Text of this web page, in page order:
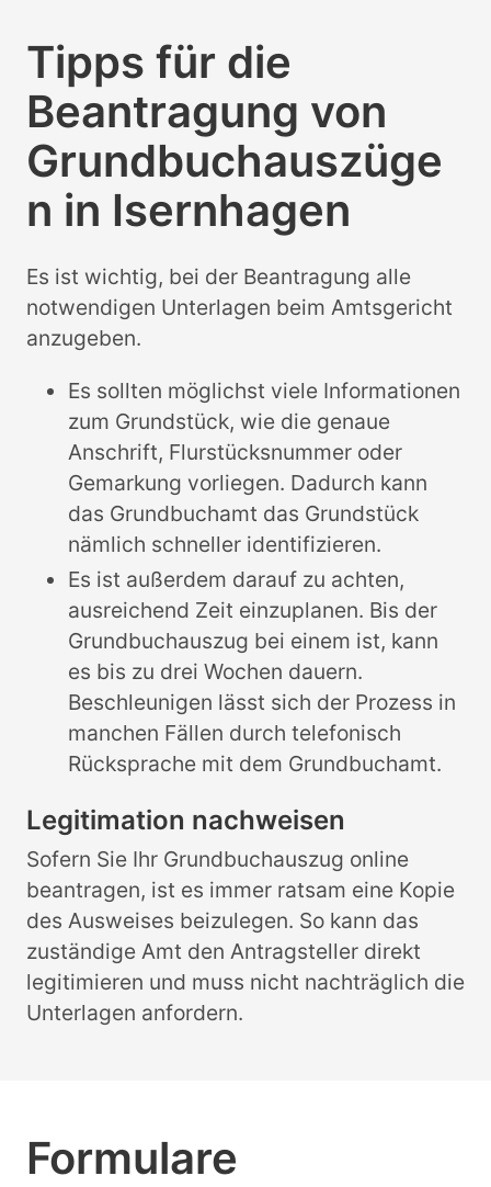
Tipps für die
Beantragung von
Grundbuchauszüge
n in Isernhagen
Es ist wichtig, bei der Beantragung alle
notwendigen Unterlagen beim Amtsgericht
anzugeben.
Es sollten möglichst viele Informationen
zum Grundstück, wie die genaue
Anschrift, Flurstücksnummer oder
Gemarkung vorliegen. Dadurch kann
das Grundbuchamt das Grundstück
nämlich schneller identifizieren.
Es ist außerdem darauf zu achten,
ausreichend Zeit einzuplanen. Bis der
Grundbuchauszug bei einem ist, kann
es bis zu drei Wochen dauern.
Beschleunigen lässt sich der Prozess in
manchen Fällen durch telefonisch
Rücksprache mit dem Grundbuchamt.
Legitimation nachweisen
Sofern Sie Ihr Grundbuchauszug online
beantragen, ist es immer ratsam eine Kopie
des Ausweises beizulegen. So kann das
zuständige Amt den Antragsteller direkt
legitimieren und muss nicht nachträglich die
Unterlagen anfordern.
Formulare